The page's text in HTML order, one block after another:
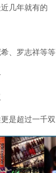
几年就有的
、罗志祥等等
是超过一千双